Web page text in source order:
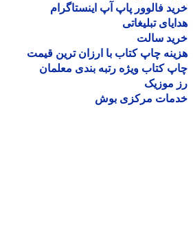
فالوور پاپ آپ اینستاگرام
تبلیغاتی
سالت
چاپ کتاب با ارزان ترین قیمت
کتاب ویژه رتبه بندی معلمان
موزیک
مرکزی بوش